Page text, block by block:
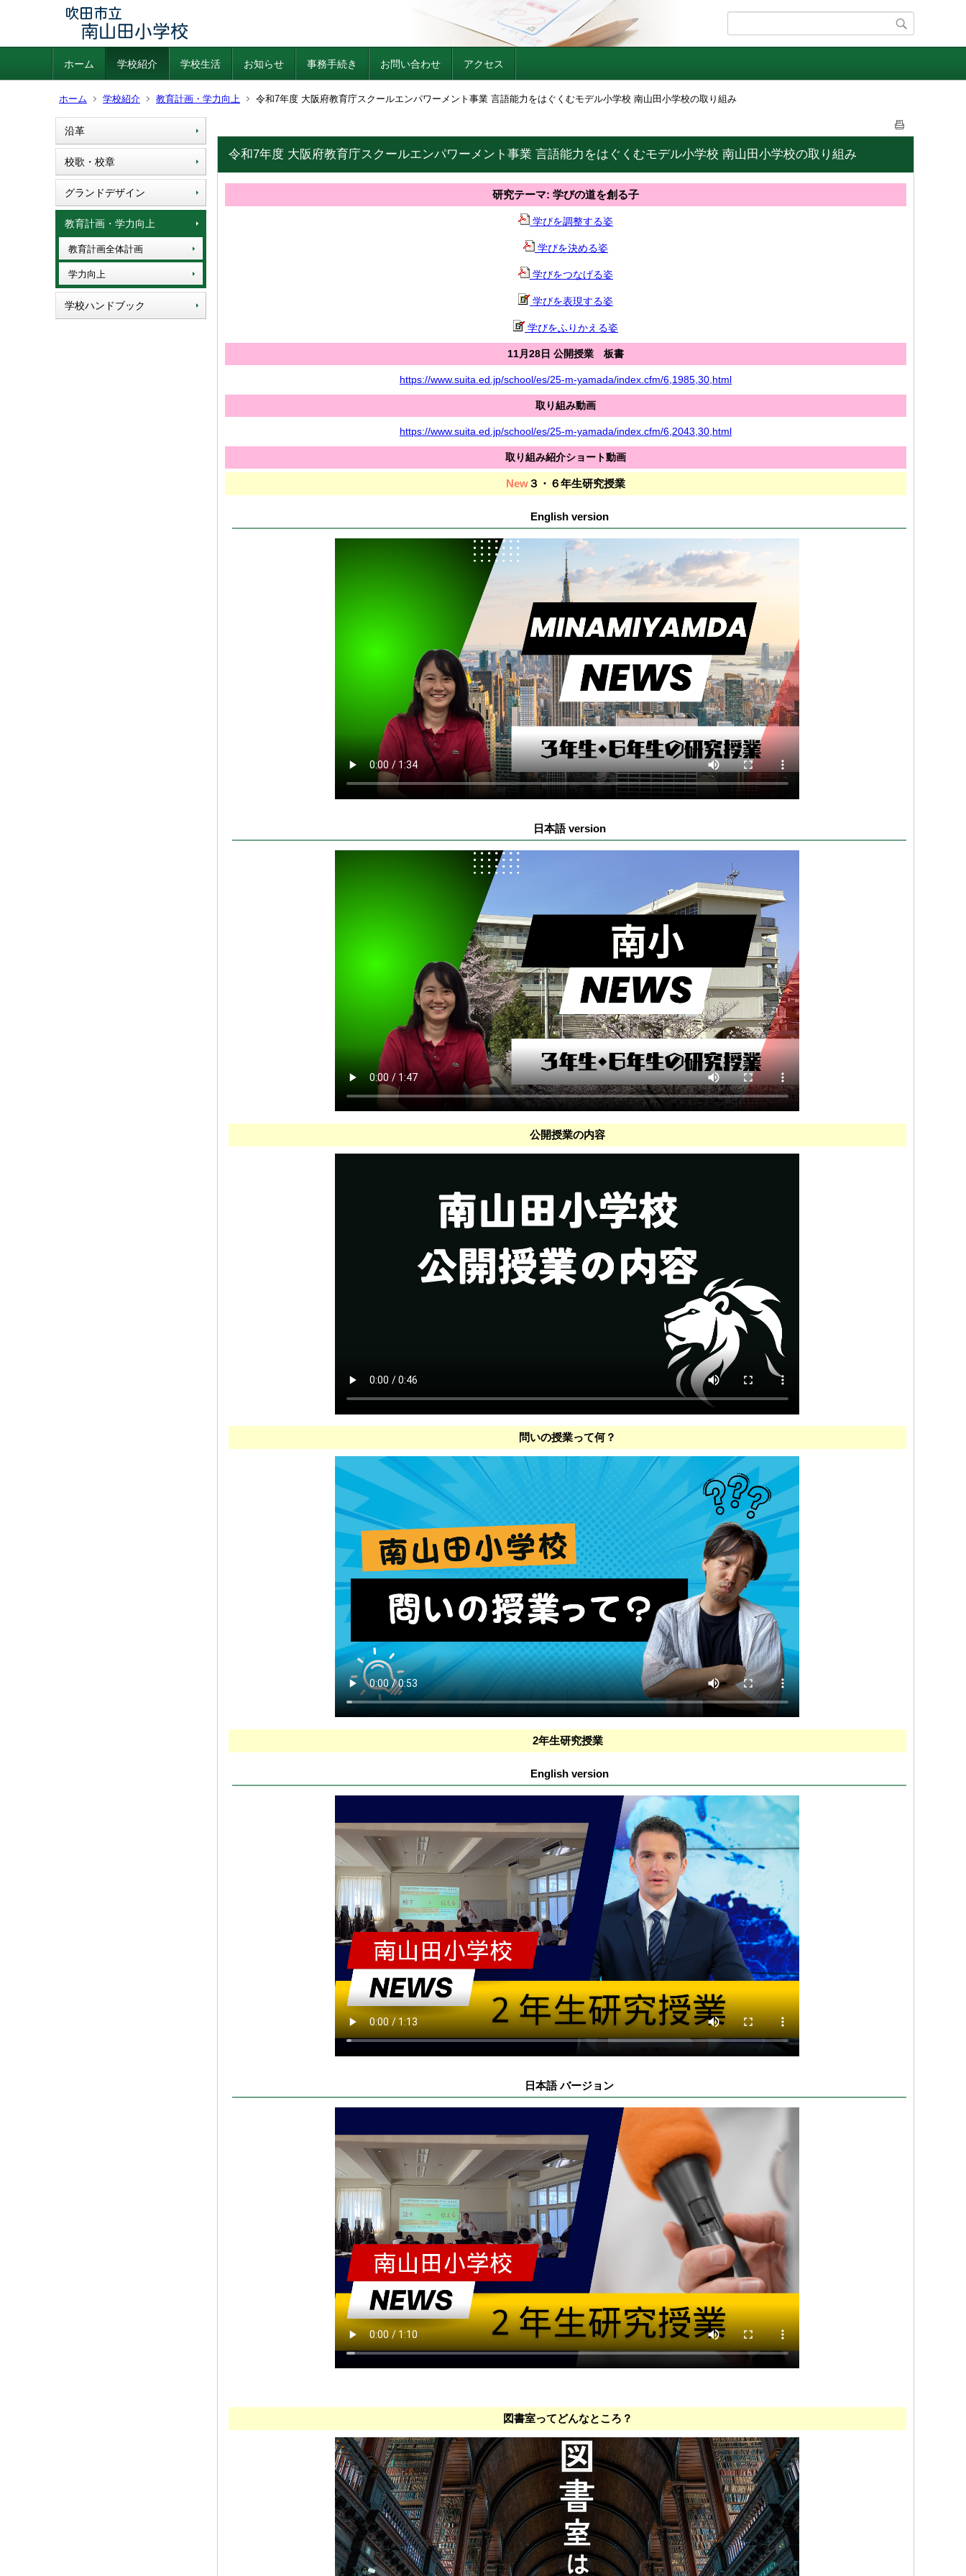
ホーム 学校紹介 学校生活 お知らせ 事務手続き お問い合わせ アクセス
ホーム 学校紹介 教育計画・学力向上 令和7年度 大阪府教育庁スクールエンパワーメント事業 言語能力をはぐくむモデル小学校 南山田小学校の取り組み
沿革
校歌・校章
グランドデザイン
教育計画・学力向上
教育計画全体計画
学力向上
学校ハンドブック
令和7年度 大阪府教育庁スクールエンパワーメント事業 言語能力をはぐくむモデル小学校 南山田小学校の取り組み
研究テーマ: 学びの道を創る子
学びを調整する姿
学びを決める姿
学びをつなげる姿
学びを表現する姿
学びをふりかえる姿
11月28日 公開授業 板書
https://www.suita.ed.jp/school/es/25-m-yamada/index.cfm/6,1985,30,html
取り組み動画
https://www.suita.ed.jp/school/es/25-m-yamada/index.cfm/6,2043,30,html
取り組み紹介ショート動画
New３・６年生研究授業
English version
日本語 version
公開授業の内容
問いの授業って何？
2年生研究授業
English version
日本語 バージョン
図書室ってどんなところ？